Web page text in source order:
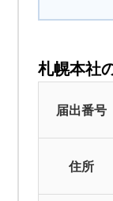
札幌本社
届出番号
住所